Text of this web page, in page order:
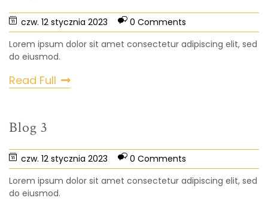
czw. 12 stycznia 2023
0 Comments
Lorem ipsum dolor sit amet consectetur adipiscing elit, sed
do eiusmod.
Read Full
Blog 3
czw. 12 stycznia 2023
0 Comments
Lorem ipsum dolor sit amet consectetur adipiscing elit, sed
do eiusmod.